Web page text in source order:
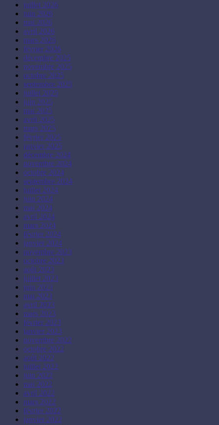
juillet 2026
juin 2026
mai 2026
avril 2026
mars 2026
février 2026
décembre 2025
novembre 2025
octobre 2025
septembre 2025
juillet 2025
juin 2025
mai 2025
avril 2025
mars 2025
février 2025
janvier 2025
décembre 2024
novembre 2024
octobre 2024
septembre 2024
juillet 2024
juin 2024
mai 2024
avril 2024
mars 2024
février 2024
janvier 2024
novembre 2023
octobre 2023
août 2023
juillet 2023
juin 2023
mai 2023
avril 2023
mars 2023
février 2023
janvier 2023
novembre 2022
octobre 2022
août 2022
juillet 2022
juin 2022
mai 2022
avril 2022
mars 2022
février 2022
janvier 2022